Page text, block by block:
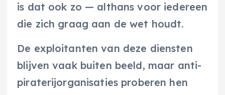
is dat ook zo — althans voor iedereen
die zich graag aan de wet houdt.
De exploitanten van deze diensten
blijven vaak buiten beeld, maar anti-
piraterijorganisaties proberen hen